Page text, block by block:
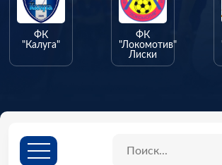
ФК
"Калуга"
ФК
"Локомотив"
Лиски